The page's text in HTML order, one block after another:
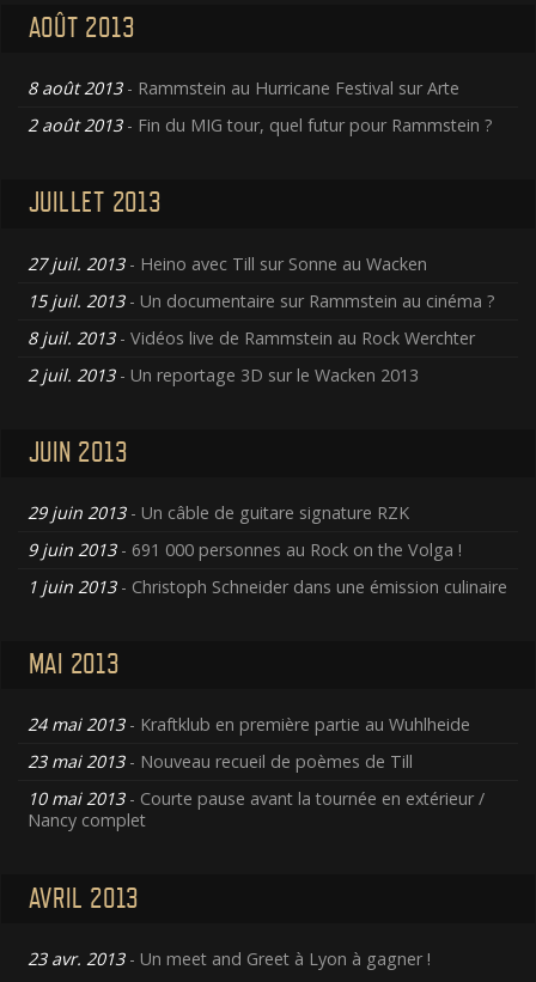
AOÛT 2013
8 août 2013- Rammstein au Hurricane Festival sur Arte
2 août 2013- Fin du MIG tour, quel futur pour Rammstein ?
JUILLET 2013
27 juil. 2013- Heino avec Till sur Sonne au Wacken
15 juil. 2013- Un documentaire sur Rammstein au cinéma ?
8 juil. 2013- Vidéos live de Rammstein au Rock Werchter
2 juil. 2013- Un reportage 3D sur le Wacken 2013
JUIN 2013
29 juin 2013- Un câble de guitare signature RZK
9 juin 2013- 691 000 personnes au Rock on the Volga !
1 juin 2013- Christoph Schneider dans une émission culinaire
MAI 2013
24 mai 2013- Kraftklub en première partie au Wuhlheide
23 mai 2013- Nouveau recueil de poèmes de Till
10 mai 2013- Courte pause avant la tournée en extérieur /
Nancy complet
AVRIL 2013
23 avr. 2013- Un meet and Greet à Lyon à gagner !